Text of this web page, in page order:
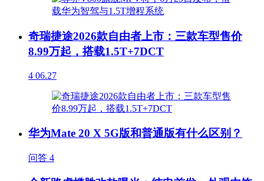
奇瑞捷途2026款自由者上市：三款车型售价
8.99万起，搭载1.5T+7DCT
4 06.27
华为Mate 20 X 5G版和普通版有什么区别？
问答 4